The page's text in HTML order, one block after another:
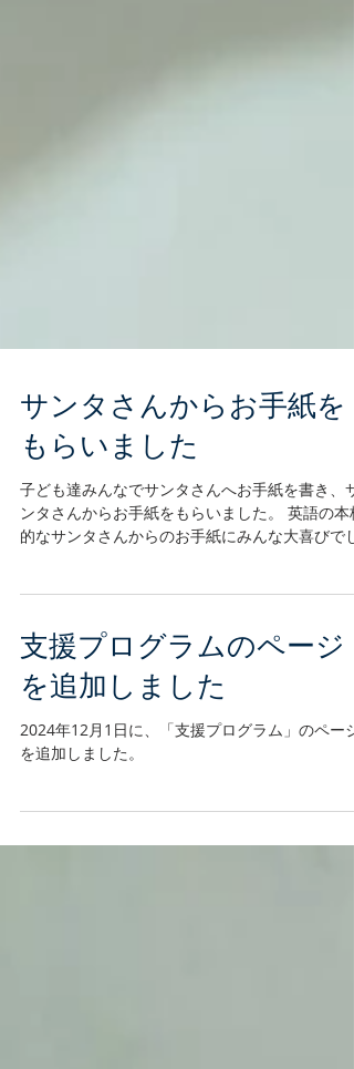
サンタさんからお手紙を
もらいました
子ども達みんなでサンタさんへお手紙を書き、サ
的なサンタさんからのお手紙にみんな大喜びでし
行事は、Twinklサンタのゆうびんやさんという企
画を利用させていただいています。...
支援プログラムのページ
を追加しました
を追加しました。